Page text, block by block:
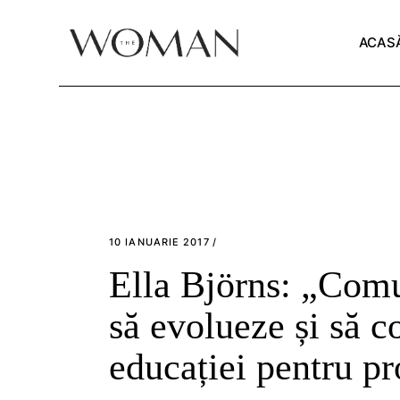
10 IANUARIE 2017
Ella Björns:
să evolueze și să
educației pentru